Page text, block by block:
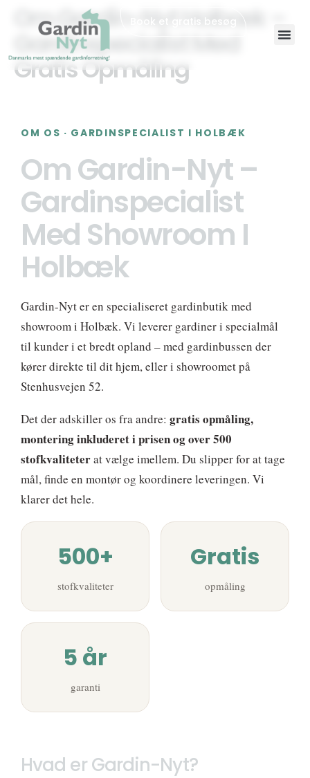
Book et gratis besøg
Om Gardin-Nyt Holbæk –
Gardinspecialist Med
Gratis Opmåling
OM OS · GARDINSPECIALIST I HOLBÆK
Om Gardin-Nyt –
Gardinspecialist
Med Showroom I
Holbæk
Gardin-Nyt er en specialiseret gardinbutik med
showroom i Holbæk. Vi leverer gardiner i specialmål
til kunder i et bredt opland – med gardinbussen der
kører direkte til dit hjem, eller i showroomet på
Stenhusvejen 52.
Det der adskiller os fra andre: gratis opmåling,
montering inkluderet i prisen og over 500
stofkvaliteterat vælge imellem. Du slipper for at tage
mål, finde en montør og koordinere leveringen. Vi
klarer det hele.
500+
stofkvaliteter
Gratis
opmåling
5 år
garanti
Hvad er Gardin-Nyt?